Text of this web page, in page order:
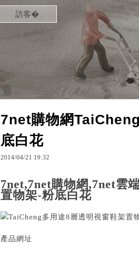
訪客�
7net購物網
底白花
2014/04/21 19:32
7net,7net購物網,7net雲
置物架-粉底白花
產品網址